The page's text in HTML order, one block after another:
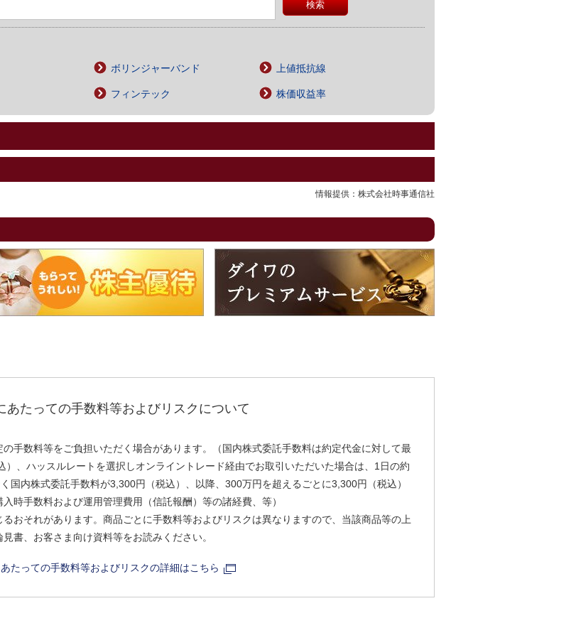
ボリンジャーバンド 上値抵抗線
フィンテック 株価収益率
情報提供：株式会社時事通信社
あたっての手数料等およびリスクについて
手数料等をご負担いただく場合があります。（国内株式委託手数料は約定代金に対して最
、ハッスルレートを選択しオンライントレード経由でお取引いただいた場合は、1日の約
国内株式委託手数料が3,300円（税込）、以降、300万円を超えるごとに3,300円（税込）
時手数料および運用管理費用（信託報酬）等の諸経費、等）
おそれがあります。商品ごとに手数料等およびリスクは異なりますので、当該商品等の上
書、お客さま向け資料等をお読みください。
たっての手数料等およびリスクの詳細はこちら